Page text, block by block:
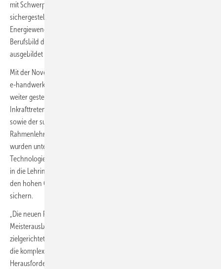
mit Schwerpunkt Gebäudesystemintegration geschaffen. Damit soll
sichergestellt werden, dass das neue, auf die Herausforderungen von
Energiewende, Digitalisierung und Sektorkopplung ausgerichtete
Berufsbild des Gebäudesystemintegrators auch auf Meisterebene
ausgebildet werden kann.
Mit der Novellierung der Ausbildungs- und Meisterberufe wurden die
e-handwerklichen Berufe zukunftsfähig gemacht und ihre Attraktivität
weiter gesteigert. Ihren Abschluss fand die Novellierung mit dem
Inkrafttreten der neuen Meisterprüfungsverordnung am 1. März 2024
sowie der sukzessiven Veröffentlichung der überarbeiteten
Rahmenlehrpläne für die Meisterberufe. Die Rahmenlehrpläne
wurden unter anderem dahingehend angepasst, dass digitale
Technologien sowie energiesparende und -optimierende Verfahren
in die Lehrinhalte integriert wurden. Damit trägt die Reform dazu bei,
den hohen Qualitätsstandard des deutschen Handwerks langfristig zu
sichern.
„Die neuen Rahmenlehrpläne sind ein echtes Plus für die
Meisterausbildung. Sie erleichtern es den Lehrkräften, die Inhalte
zielgerichtet zu vermitteln, und helfen unseren Meisterschüler/-innen,
die komplexen Anforderungen der modernen Arbeitswelt sowie die
Herausforderungen der Energiewende erfolgreich zu meistern“, so